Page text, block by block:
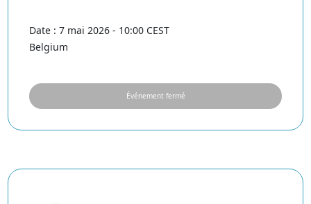
Date : 7 mai 2026 - 10:00 CEST
Belgium
Événement fermé